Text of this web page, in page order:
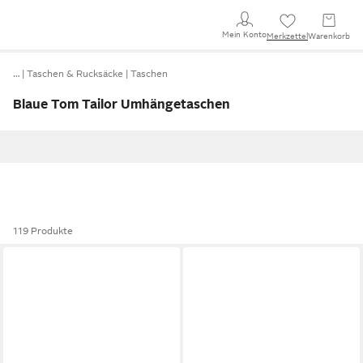
Mein KontoMerkzettel Warenkorb
… Taschen & Rucksäcke Taschen
Blaue Tom Tailor Umhängetaschen
119 Produkte